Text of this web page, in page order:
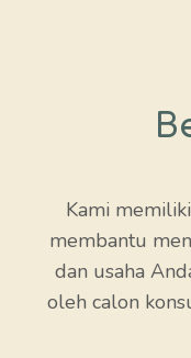
Kami
membantu
dan usaha
oleh calon